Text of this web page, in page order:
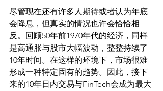
尽管现在还有许多人期待或者认为年底
会降息，但真实的情况也许会恰恰相
反。回顾50年前1970年代的经济，同样
是高通胀与股市大幅波动，整整持续了
10年时间。在这样的环境下，市场很难
形成一种特定固有的趋势。因此，接下
来的10年日内交易与FinTech会成为最大